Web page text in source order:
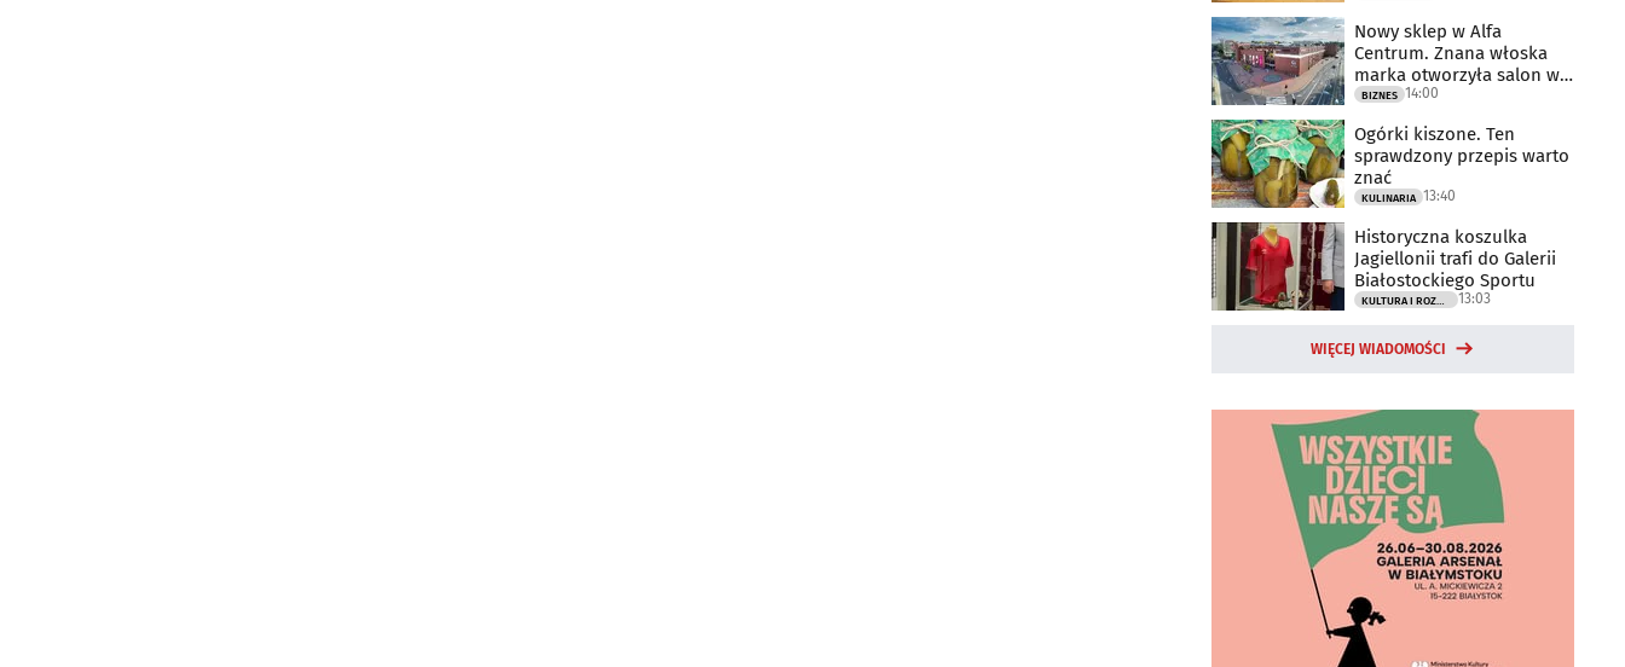
Nowy sklep w Alfa
Centrum. Znana włoska
marka otworzyła salon w
Białymstoku
BIZNES 14:00
Ogórki kiszone. Ten
sprawdzony przepis warto
znać
KULINARIA 13:40
Historyczna koszulka
Jagiellonii trafi do Galerii
Białostockiego Sportu
13:03
WIĘCEJ WIADOMOŚCI